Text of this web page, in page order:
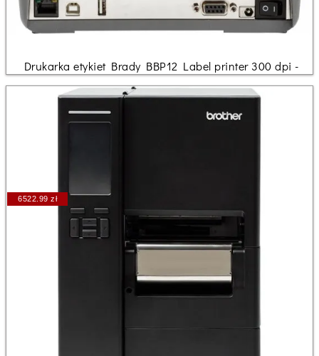
Drukarka etykiet Brady BBP12 Label printer 300 dpi -
6522.99 zł